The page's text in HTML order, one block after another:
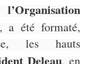
l’Organisation
a été formaté,
les hauts
Deleau, en